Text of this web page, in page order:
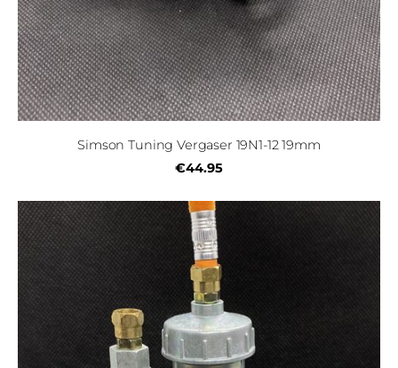
Simson Tuning Vergaser 19N1-12 19mm
€44.95